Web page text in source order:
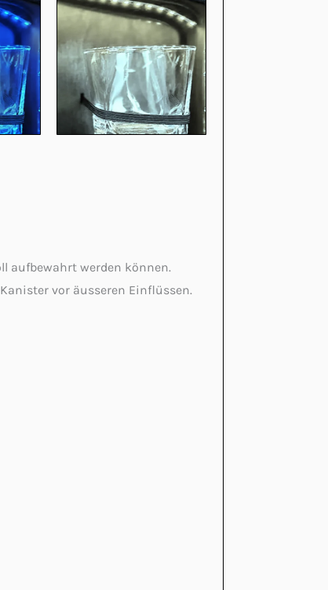
aufbewahrt werden können.
vor äusseren Einflüssen.